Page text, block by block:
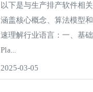
以下是与生产排产软件相
涵盖核心概念、算法模型
速理解行业语言：一、基
Pla...
2025-03-05